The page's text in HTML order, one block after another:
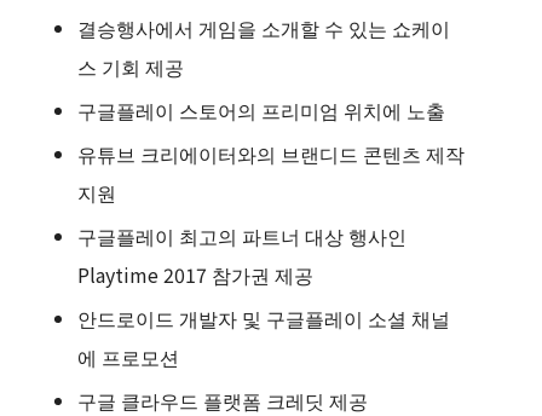
결승행사에서 게임을 소개할 수 있는 쇼케이
스 기회 제공
구글플레이 스토어의 프리미엄 위치에 노출
유튜브 크리에이터와의 브랜디드 콘텐츠 제작
지원
구글플레이 최고의 파트너 대상 행사인
Playtime 2017 참가권 제공
안드로이드 개발자 및 구글플레이 소셜 채널
에 프로모션
구글 클라우드 플랫폼 크레딧 제공